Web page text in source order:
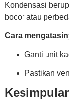
Kondensasi
bocor atau
Cara
Ganti unit
Pastikan